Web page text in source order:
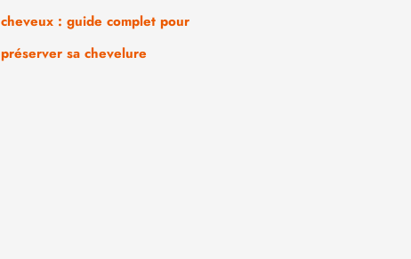
cheveux : guide complet pour
préserver sa chevelure